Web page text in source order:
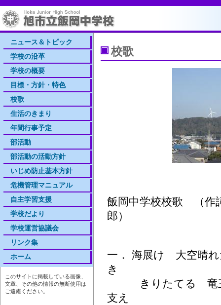
ニュース＆トピック
学校の沿革
学校の概要
目標・方針・特色
校歌
生活のきまり
年間行事予定
部活動
部活動の活動方針
いじめ防止基本方針
危機管理マニュアル
自主学習支援
学校だより
学校運営協議会
リンク集
ホーム
このサイトに掲載している画像、
文章、その他の情報の無断使用は
ご遠慮ください。
校歌
飯岡中学校校歌 （作
郎）
一． 海展け 大空
き
きりたてる 竜
支え